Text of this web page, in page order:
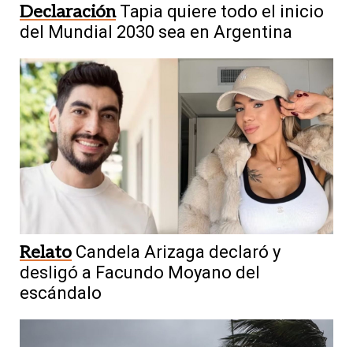
Declaración Tapia quiere todo el inicio
del Mundial 2030 sea en Argentina
Relato Candela Arizaga declaró y
desligó a Facundo Moyano del
escándalo